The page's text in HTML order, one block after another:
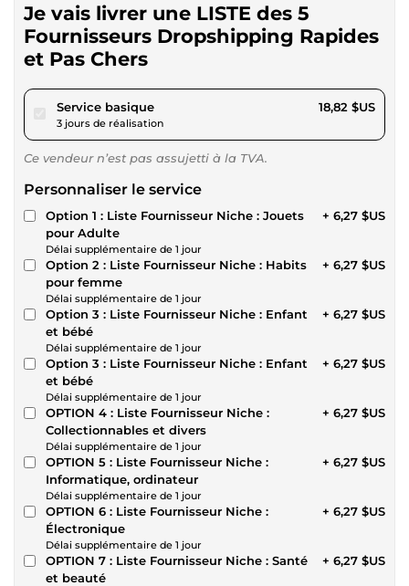
Je vais livrer une LISTE des 5
Fournisseurs Dropshipping Rapides
et Pas Chers
Service basiquepour 17,34 $US
3 jours de réalisation
18,82 $US
Ce vendeur n’est pas assujetti à la TVA.
Personnaliser le service
Option 1 : Liste Fournisseur Niche : Jouets
pour Adulte
Délai supplémentaire de 1 jour
+ 6,27 $US
Option 2 : Liste Fournisseur Niche : Habits
pour femme
Délai supplémentaire de 1 jour
+ 6,27 $US
Option 3 : Liste Fournisseur Niche : Enfant
et bébé
Délai supplémentaire de 1 jour
+ 6,27 $US
Option 3 : Liste Fournisseur Niche : Enfant
et bébé
Délai supplémentaire de 1 jour
+ 6,27 $US
OPTION 4 : Liste Fournisseur Niche :
Collectionnables et divers
Délai supplémentaire de 1 jour
+ 6,27 $US
OPTION 5 : Liste Fournisseur Niche :
Informatique, ordinateur
Délai supplémentaire de 1 jour
+ 6,27 $US
OPTION 6 : Liste Fournisseur Niche :
Électronique
Délai supplémentaire de 1 jour
+ 6,27 $US
OPTION 7 : Liste Fournisseur Niche : Santé
et beauté
+ 6,27 $US